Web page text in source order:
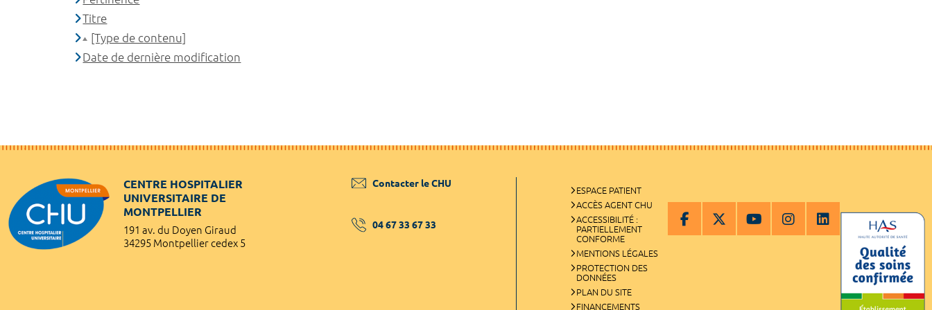
Titre
[Type de contenu]
Date de dernière modification
CENTRE HOSPITALIER
UNIVERSITAIRE DE
MONTPELLIER
191 av. du Doyen Giraud
34295 Montpellier cedex 5
Contacter le CHU
04 67 33 67 33
ESPACE PATIENT
ACCÈS AGENT CHU
ACCESSIBILITÉ :
PARTIELLEMENT
CONFORME
MENTIONS LÉGALES
PROTECTION DES
DONNÉES
PLAN DU SITE
FINANCEMENTS